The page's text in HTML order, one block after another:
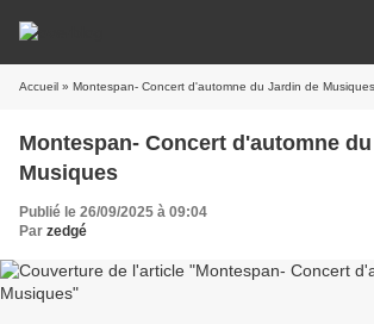
Accueil » Montespan- Concert d'automne du Jardin de Musiques
Montespan- Concert d'automne
Musiques
Publié le 26/09/2025 à 09:04
Par zedgé